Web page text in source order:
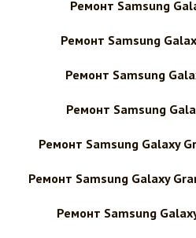
Ремонт Samsung
Ремонт Samsung
Ремонт Samsung
Ремонт Samsung
Ремонт Samsung Galaxy
Ремонт Samsung Galaxy
Ремонт Samsung